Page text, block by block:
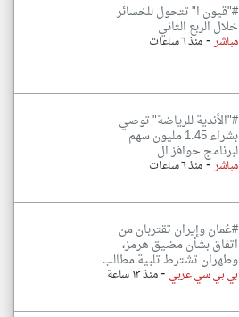
#"قيون ا" تتحول للخسائر
خلال الربع الثاني
مباشر-منذ ٦ ساعات
#"الأندية للرياضة" توصي
بشراء 1.45 مليون سهم
لبرنامج حوافز ال
مباشر-منذ ٦ ساعات
#عُمان وإيران تقتربان من
اتفاق بشأن مضيق هرمز،
وطهران تشترط تلبية مطالب
بي بي سي عربي -منذ ١٣ ساعة